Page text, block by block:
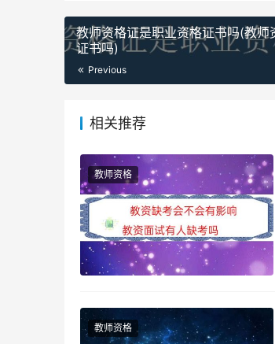
教师资格证是职业资格证书吗(教师
证书吗)
Previous
相关推荐
教师资格
教师资格